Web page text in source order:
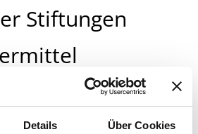
Details Über Cookies
Stiftungen
Unterstützung für ein
Hier können Sie